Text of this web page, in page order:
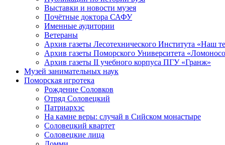
Выставки и новости музея
Почётные доктора САФУ
Именные аудитории
Ветераны
Архив газеты Лесотехнического Института «Наш
Архив газеты Поморского Университета
Архив газеты II учебного корпуса ПГУ «Гранж»
Музей занимательных наук
Поморская игротека
Рождение Соловков
Отряд Соловецкий
Патриархэс
На камне веры: случай в Сийском монастыре
Соловецкий квартет
Соловецкие лица